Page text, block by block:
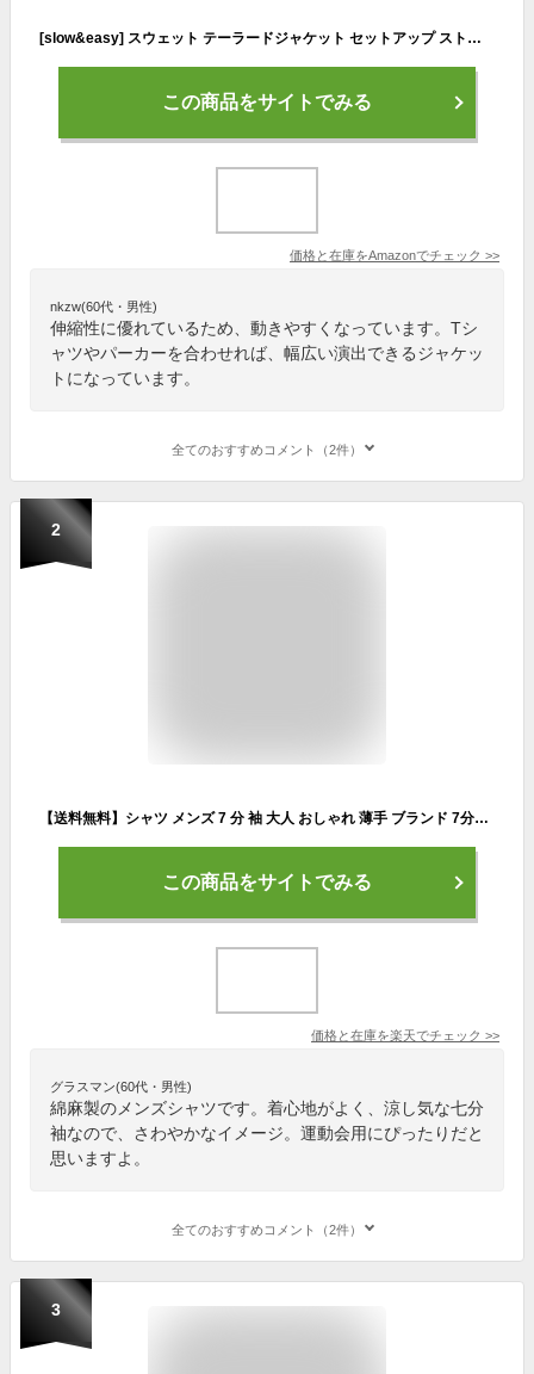
[slow&easy] スウェット テーラードジャケット セットアップ ストレッチ素材《伸縮性 のカジュアルスーツ 動きやすくシルエットが美しい》テレワーク やオフィスカジュアルにおススメ【チャコールグレー LL】
この商品をサイトでみる
価格と在庫をAmazonでチェック >>
nkzw(60代・男性)
伸縮性に優れているため、動きやすくなっています。Tシ
ャツやパーカーを合わせれば、幅広い演出できるジャケッ
トになっています。
全てのおすすめコメント（2件）
2
【送料無料】シャツ メンズ 7 分 袖 大人 おしゃれ 薄手 ブランド 7分袖 七分袖 7分丈 七分丈 綿麻 麻シャツ カジュアルシャツ 無地 ストライプ 白シャツ シンプル リネン ホワイト CavariA 服 父の日 春 夏 春服 夏服 ファッション メンズファッション【あす楽対応】↑↑
この商品をサイトでみる
価格と在庫を楽天でチェック >>
グラスマン(60代・男性)
綿麻製のメンズシャツです。着心地がよく、涼し気な七分
袖なので、さわやかなイメージ。運動会用にぴったりだと
思いますよ。
全てのおすすめコメント（2件）
3